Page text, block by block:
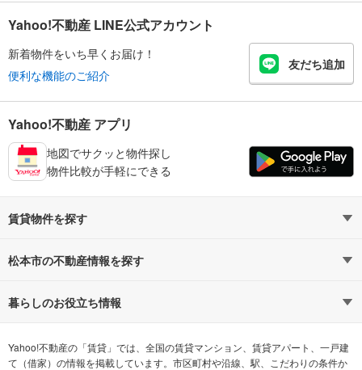
Yahoo!不動産 LINE公式アカウント
新着物件をいち早くお届け！
便利な機能のご紹介
友だち追加
Yahoo!不動産 アプリ
地図でサクッと物件探し
物件比較が手軽にできる
賃貸物件を探す
路線・駅から探す
通勤時間から探す
不動産会社から探す 希望の条件から探す
松本市の不動産情報を探す
不動産・住宅
新築マンション 中古マンション
暮らしのお役立ち情報
マンションカタログ 教えて！住まいの先生
Yahoo!不動産の「賃貸」では、全国の賃貸マンション、賃貸アパート、一戸建
て（借家）の情報を掲載しています。市区町村や沿線、駅、こだわりの条件か